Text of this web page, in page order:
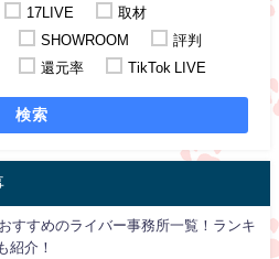
17LIVE
取材
SHOWROOM
評判
還元率 TikTok LIVE
検索
おすすめのライバー事務所一覧！ランキ
紹介！